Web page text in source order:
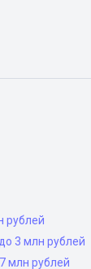
рублей
3 млн рублей
млн рублей